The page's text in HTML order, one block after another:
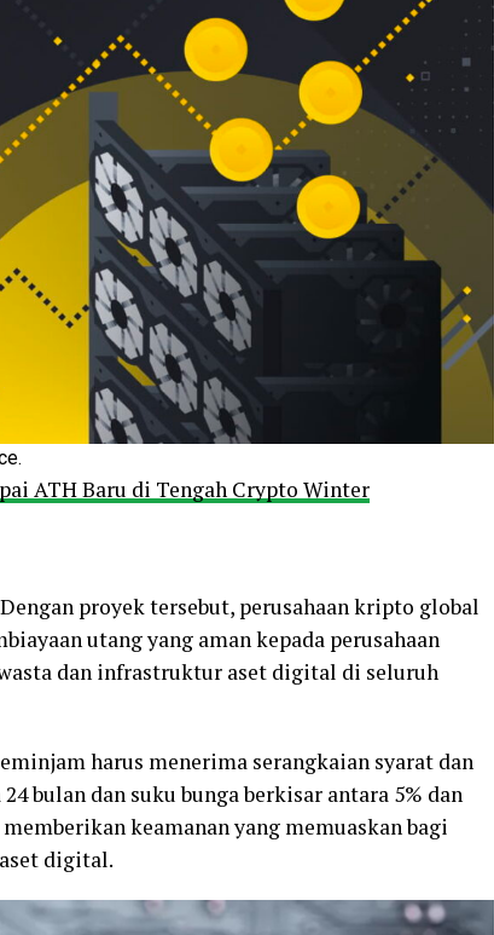
ATH Baru di Tengah Crypto Winter
proyek tersebut, perusahaan kripto global
utang yang aman kepada perusahaan
dan infrastruktur aset digital di seluruh
harus menerima serangkaian syarat dan
bulan dan suku bunga berkisar antara 5% dan
keamanan yang memuaskan bagi
digital.